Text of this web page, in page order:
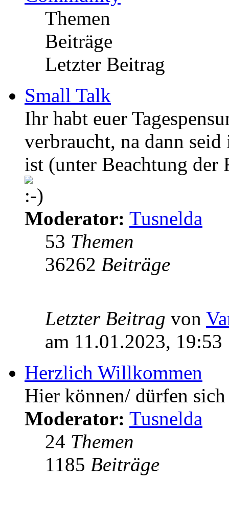
Themen
Beiträge
Letzter Beitrag
Small Talk
Ihr habt euer
verbraucht, na dann
ist (unter Beachtung der
Moderator: Tusnelda
53 Themen
36262 Beiträge
Letzter Beitrag von
am 11.01.2023, 19:53
Herzlich Willkommen
Hier können/ dürfen
Moderator: Tusnelda
24 Themen
1185 Beiträge